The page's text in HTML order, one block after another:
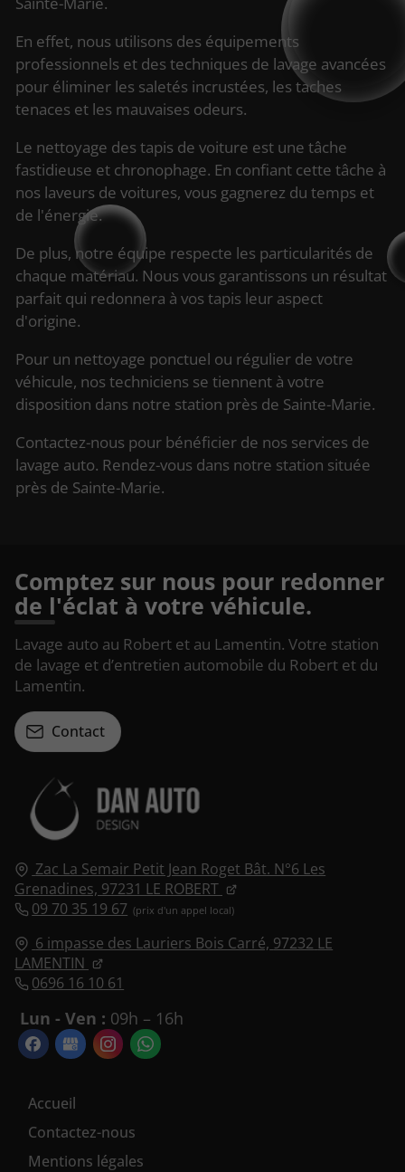
En effet, nous utilisons des équipements
professionnels et des techniques de lavage avancées
pour éliminer les saletés incrustées, les taches
tenaces et les mauvaises odeurs.
Le nettoyage des tapis de voiture est une tâche
fastidieuse et chronophage. En confiant cette tâche à
nos laveurs de voitures, vous gagnerez du temps et
de l'énergie.
De plus, notre équipe respecte les particularités de
chaque matériau. Nous vous garantissons un résultat
parfait qui redonnera à vos tapis leur aspect
d'origine.
Pour un nettoyage ponctuel ou régulier de votre
véhicule, nos techniciens se tiennent à votre
disposition dans notre station près de Sainte-Marie.
Contactez-nous pour bénéficier de nos services de
lavage auto. Rendez-vous dans notre station située
près de Sainte-Marie.
Zac La Semair Petit Jean Roget Bât. N°6 Les
Grenadines, 97231 LE ROBERT
09 70 35 19 67
6 impasse des Lauriers Bois Carré, 97232 LE
LAMENTIN
0696 16 10 61
Lun - Ven : 09h – 16h
Accueil
Contactez-nous
Mentions légales
Comptez sur nous pour redonner
de l'éclat à votre véhicule.
Lavage auto au Robert et au Lamentin. Votre station
de lavage et d’entretien automobile du Robert et du
Lamentin.
Contact